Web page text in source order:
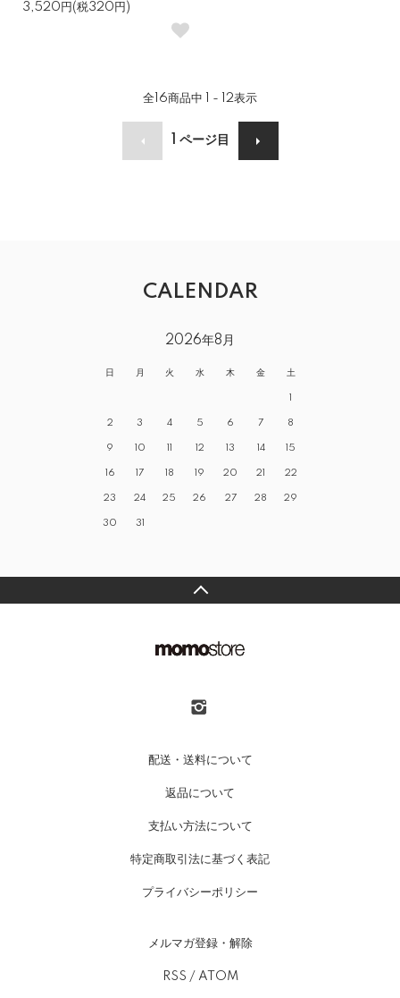
3,520円(税320円)
全 16商品中 1 - 12表示
ページ目
CALENDAR
2026年8月
日 月 火 水 木 金 土
1
2 3 4 5 6 7 8
9 10 11 12 13 14 15
16 17 18 19 20 21 22
23 24 25 26 27 28 29
30 31
配送・送料について
返品について
支払い方法について
特定商取引法に基づく表記
プライバシーポリシー
メルマガ登録・解除
RSS / ATOM